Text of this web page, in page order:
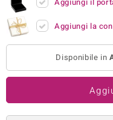
by de Melo Aggiungi la
Disponibile in